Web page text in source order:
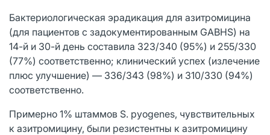
Бактериологическая эрадикация для азитромицина
(для пациентов с задокументированным GABHS) на
14-й и 30-й день составила 323/340 (95%) и 255/330
(77%) соответственно; клинический успех (излечение
плюс улучшение) — 336/343 (98%) и 310/330 (94%)
соответственно.
Примерно 1% штаммов S. pyogenes, чувствительных
к азитромицину, были резистентны к азитромицину